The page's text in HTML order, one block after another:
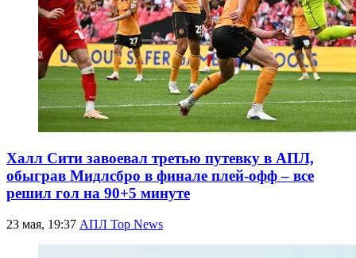
Халл Сити завоевал третью путевку в АПЛ,
обыграв Мидлсбро в финале плей-офф – все
решил гол на 90+5 минуте
23 мая, 19:37 АПЛ Top News